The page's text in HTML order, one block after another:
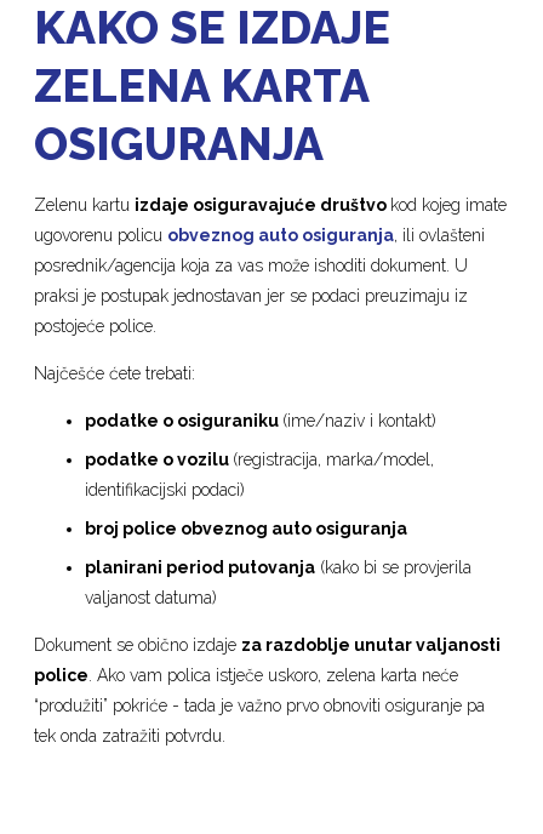
KAKO SE IZDAJE
ZELENA KARTA
OSIGURANJA
Zelenu kartu izdaje osiguravajuće društvo kod kojeg imate
ugovorenu policu obveznog auto osiguranja, ili ovlašteni
posrednik/agencija koja za vas može ishoditi dokument. U
praksi je postupak jednostavan jer se podaci preuzimaju iz
postojeće police.
Najčešće ćete trebati:
podatke o osiguraniku (ime/naziv i kontakt)
podatke o vozilu (registracija, marka/model,
identifikacijski podaci)
broj police obveznog auto osiguranja
planirani period putovanja (kako bi se provjerila
valjanost datuma)
Dokument se obično izdaje za razdoblje unutar valjanosti
police. Ako vam polica istječe uskoro, zelena karta neće
“produžiti” pokriće - tada je važno prvo obnoviti osiguranje pa
tek onda zatražiti potvrdu.